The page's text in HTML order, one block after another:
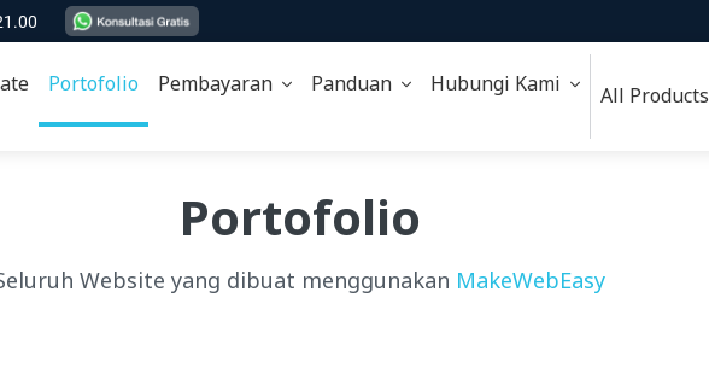
Portofolio Pembayaran Panduan Hubungi Kami All Products
Portofolio
Website yang dibuat menggunakan MakeWebEasy